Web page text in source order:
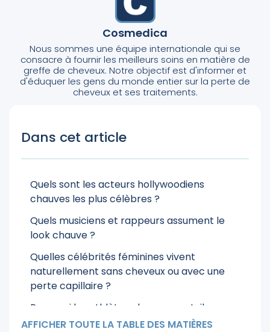
Cosmedica
Nous sommes une équipe internationale qui se
consacre à fournir les meilleurs soins en matière de
greffe de cheveux. Notre objectif est d'informer et
d'éduquer les gens du monde entier sur la perte de
cheveux et ses traitements.
Dans cet article
Quels sont les acteurs hollywoodiens
chauves les plus célèbres ?
Quels musiciens et rappeurs assument le
look chauve ?
Quelles célébrités féminines vivent
naturellement sans cheveux ou avec une
perte capillaire ?
Pourquoi les athlètes chauves sont-ils perçus
comme des précurseurs ?
AFFICHER TOUTE LA TABLE DES MATIÈRES